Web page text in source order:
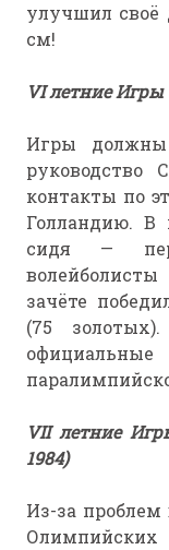
улучшил своё
см!
VI летние Игры
Игры
руководство
контакты по
Голландию. В
сидя —
зачёте
(75
VII летние
1984)
Из-за проблем